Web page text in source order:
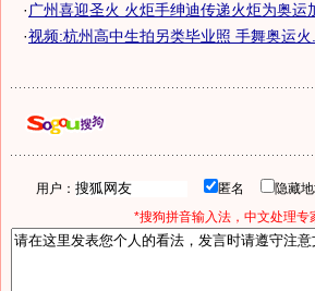
· 广州喜迎圣火 火炬手绅迪传递火炬为奥运
·视频:杭州高中生拍另类毕业照 手舞奥运火...
用户： 匿名 隐藏
*搜狗拼音输入法，中文处理专